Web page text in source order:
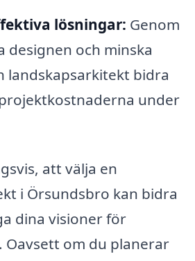
lösningar: Genom
designen och minska
landskapsarkitekt bidra
under
att välja en
i Örsundsbro kan bidra
dina visioner för
om du planerar